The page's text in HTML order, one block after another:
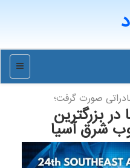
منو
صورت گرفت؛
بزرگترین
شرق آسیا